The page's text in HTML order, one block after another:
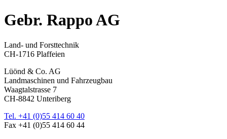
Gebr. Rappo AG
Land- und Forsttechnik
CH-1716 Plaffeien
Lüönd & Co. AG
Landmaschinen und Fahrzeugbau
Waagtalstrasse 7
CH-8842 Unteriberg
Tel. +41 (0)55 414 60 40
Fax +41 (0)55 414 60 44